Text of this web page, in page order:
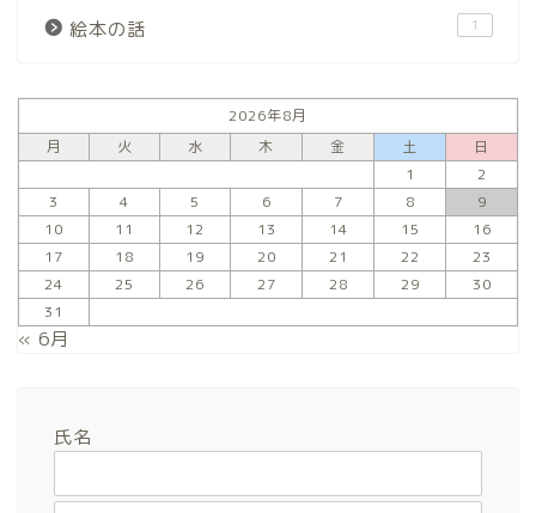
絵本の話 1
2026年8月
月
火 水 木 金 土
日
1
2
3
4 5 6 7 8
9
10
11 12 13 14 15
16
17
18 19 20 21 22
23
24
25 26 27 28 29
30
31
« 6月
氏名